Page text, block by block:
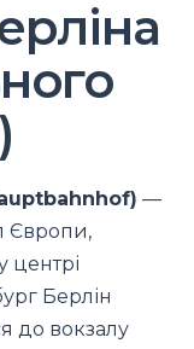
—
Європи,
центрі
Берлін
до вокзалу